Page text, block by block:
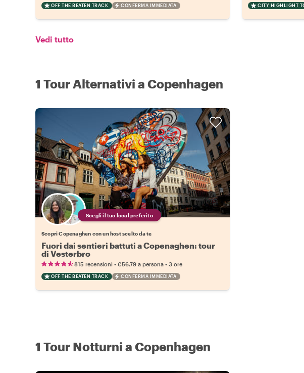
OFF THE BEATEN TRACK CONFERMA IMMEDIATA CITY HIGHLIGHT
Vedi tutto
1 Tour Alternativi a Copenhagen
Scegli il tuo local preferito
Scopri Copenaghen con un host scelto da te
Fuori dai sentieri battuti a Copenaghen: tour
di Vesterbro
815 recensioni • €56.79 a persona • 3 ore
OFF THE BEATEN TRACK CONFERMA IMMEDIATA
1 Tour Notturni a Copenhagen